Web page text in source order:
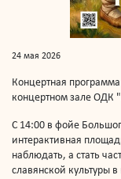
24 мая 2026
Концертная
концертном зале ОДК
С 14:00 в фойе
интерактивная
наблюдать, а стать
славянской культуры